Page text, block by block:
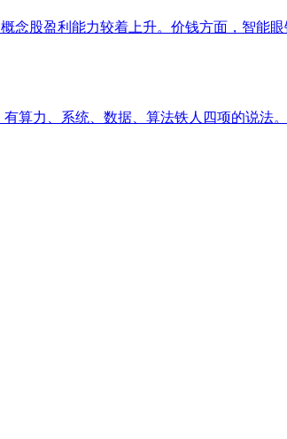
念股盈利能力较着上升。价钱方面，智能
算力、系统、数据、算法铁人四项的说法